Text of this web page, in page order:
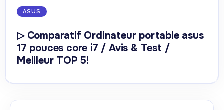
ASUS
▷ Comparatif Ordinateur portable asus
17 pouces core i7 / Avis & Test /
Meilleur TOP 5!